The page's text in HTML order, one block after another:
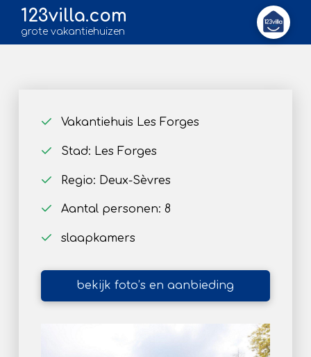
123villa.com
grote vakantiehuizen
Vakantiehuis Les Forges
Stad: Les Forges
Regio: Deux-Sèvres
Aantal personen: 8
slaapkamers
bekijk foto’s en aanbieding